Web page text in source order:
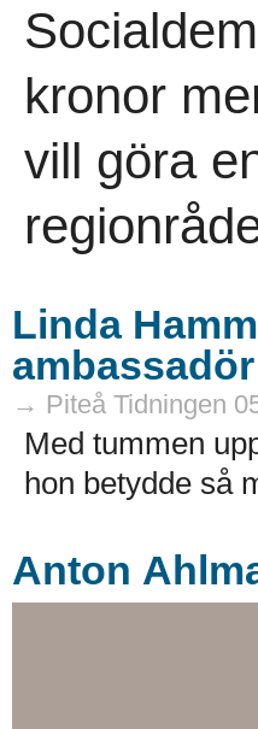
kronor
vill göra
Linda
ambassadör
→ Piteå Tidningen
Med tummen
hon betydde så
Anton